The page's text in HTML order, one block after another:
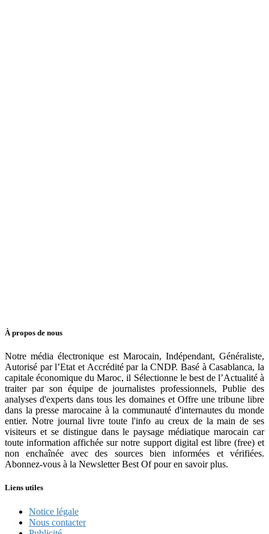
À propos de nous
Notre média électronique est Marocain, Indépendant, Généraliste,
Autorisé par l’Etat et Accrédité par la CNDP. Basé à Casablanca, la
capitale économique du Maroc, il Sélectionne le best de l’Actualité à
traiter par son équipe de journalistes professionnels, Publie des
analyses d'experts dans tous les domaines et Offre une tribune libre
dans la presse marocaine à la communauté d'internautes du monde
entier. Notre journal livre toute l'info au creux de la main de ses
visiteurs et se distingue dans le paysage médiatique marocain car
toute information affichée sur notre support digital est libre (free) et
non enchaînée avec des sources bien informées et vérifiées.
Abonnez-vous à la Newsletter Best Of pour en savoir plus.
Liens utiles
Notice légale
Nous contacter